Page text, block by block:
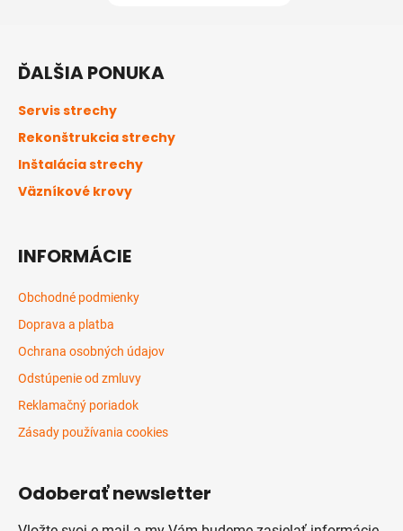
ĎALŠIA PONUKA
Servis strechy
Rekonštrukcia strechy
Inštalácia strechy
Väzníkové krovy
INFORMÁCIE
Obchodné podmienky
Doprava a platba
Ochrana osobných údajov
Odstúpenie od zmluvy
Reklamačný poriadok
Zásady používania cookies
Odoberať newsletter